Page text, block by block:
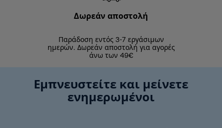
Δωρεάν αποστολή
Παράδοση εντός 3-7 εργάσιμων
ημερών. Δωρεάν αποστολή για αγορές
άνω των 49€
Εμπνευστείτε και μείνετε
ενημερωμένοι